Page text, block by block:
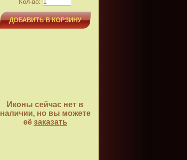
Кол-во:
ДОБАВИТЬ В КОРЗИНУ
Иконы сейчас нет в
наличии, но вы можете
её заказать